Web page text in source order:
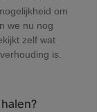
om
we nu nog
zelf wat
is.